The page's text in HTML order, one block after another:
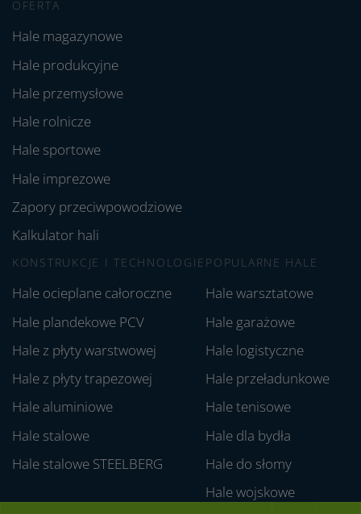
OFERTA
Hale magazynowe
Hale produkcyjne
Hale przemysłowe
Hale rolnicze
Hale sportowe
Hale imprezowe
Zapory przeciwpowodziowe
Kalkulator hali
KONSTRUKCJE I TECHNOLOGIE
Hale ocieplane całoroczne
Hale plandekowe PCV
Hale z płyty warstwowej
Hale z płyty trapezowej
Hale aluminiowe
Hale stalowe
Hale stalowe STEELBERG
POPULARNE HALE
Hale warsztatowe
Hale garażowe
Hale logistyczne
Hale przeładunkowe
Hale tenisowe
Hale dla bydła
Hale do słomy
Hale wojskowe